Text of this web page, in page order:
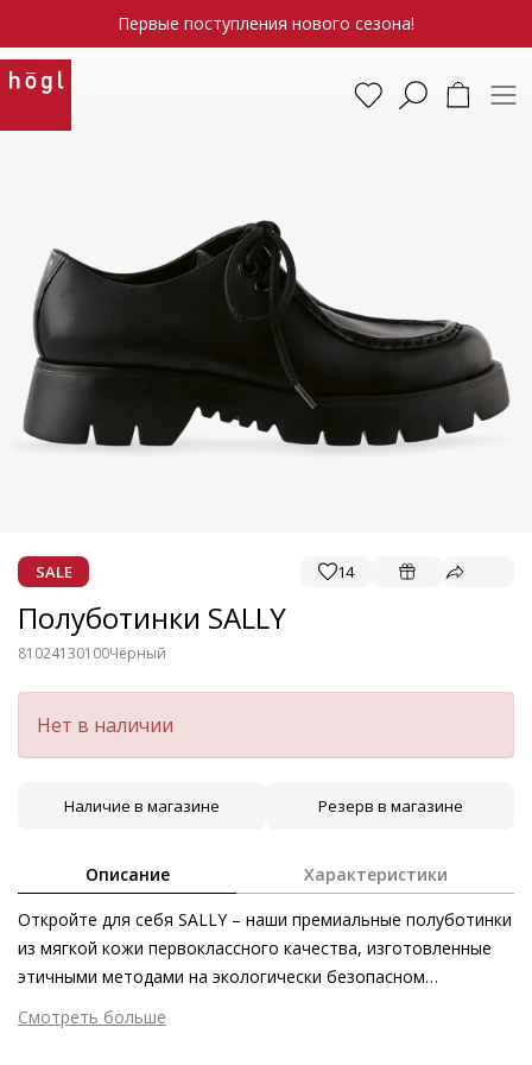
Первые поступления нового сезона!
SALE 14
Полуботинки SALLY
81024130100Чёрный
Нет в наличии
Наличие в магазине Резерв в магазине
Описание Характеристики
Откройте для себя SALLY – наши премиальные полуботинки
из мягкой кожи первоклассного качества, изготовленные
этичными методами на экологически безопасном
производстве в Европе. Выбирайте между элегантным
чёрным или глубоким коричневым – модель в любом из
Смотреть больше